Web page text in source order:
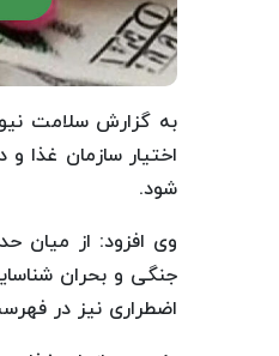
اختیار سازمان غذا
شود.
اضطراری نیز در